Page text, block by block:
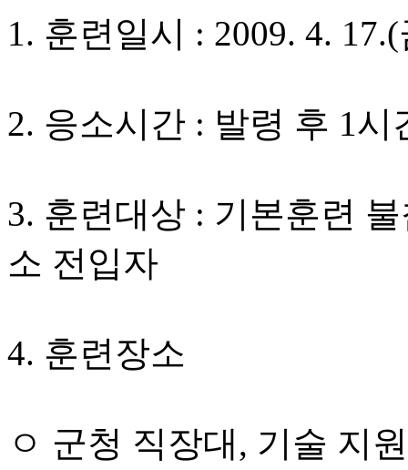
1. 훈련일시 : 2009. 4.
2. 응소시간 : 발령 후 1시
3. 훈련대상 : 기본훈련
소 전입자
4. 훈련장소
ㅇ 군청 직장대, 기술 지